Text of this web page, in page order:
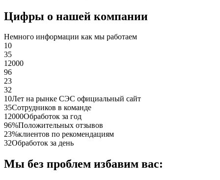
Цифры о нашей компании
Немного информации как мы работаем
10
35
12000
96
23
32
10Лет на рынке СЭС официальный сайт
35Сотрудников в команде
12000Обработок за год
96%Положительных отзывов
23%клиентов по рекомендациям
32Обработок за день
Мы без проблем избавим вас: